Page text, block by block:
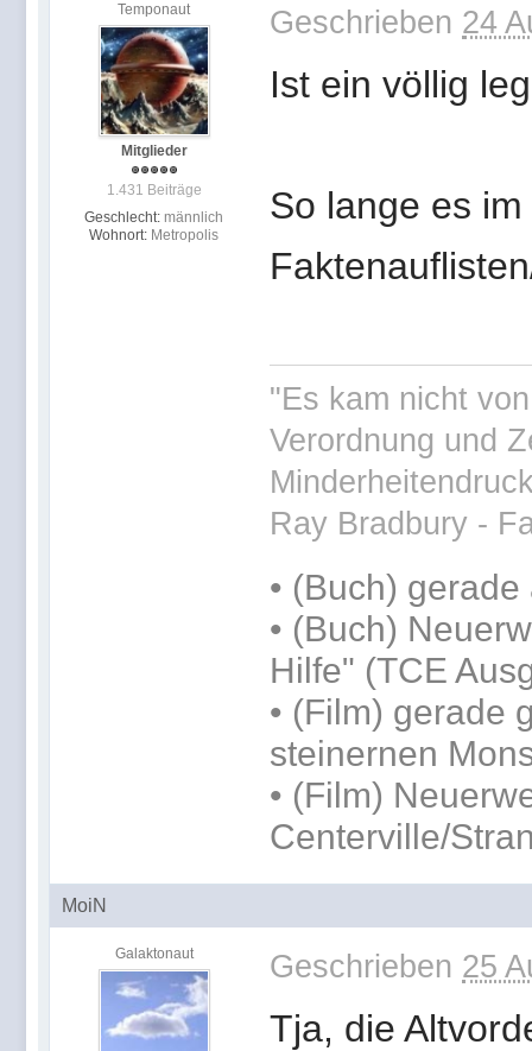
Temponaut
Mitglieder
1.431 Beiträge
Geschlecht: männlich
Wohnort: Metropolis
Geschrieben 24
Ist ein völlig
So lange es
"Es kam nicht
Verordnung und
Ray Bradbury -
• (Buch) gerade
• (Buch)
Hilfe" (TCE
• (Film) gerade
steinernen
• (Film)
Centerville/
MoiN
Galaktonaut Geschrieben 25
Tja, die